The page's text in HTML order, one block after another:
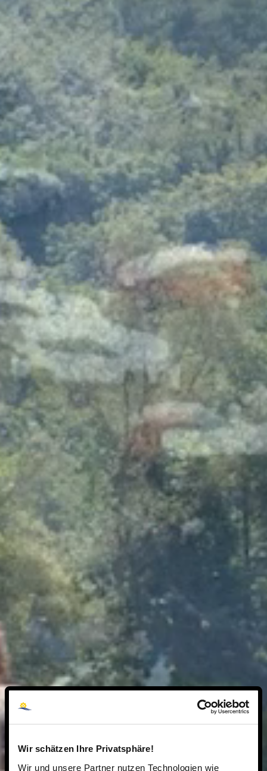
Wir schätzen Ihre Privatsphäre!
Wir und unsere Partner nutzen Technologien wie